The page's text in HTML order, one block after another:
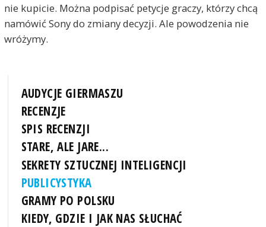
nie kupicie. Można podpisać petycje graczy, którzy chcą
namówić Sony do zmiany decyzji. Ale powodzenia nie
wróżymy.
AUDYCJE GIERMASZU
RECENZJE
SPIS RECENZJI
STARE, ALE JARE...
SEKRETY SZTUCZNEJ INTELIGENCJI
PUBLICYSTYKA
GRAMY PO POLSKU
KIEDY, GDZIE I JAK NAS SŁUCHAĆ